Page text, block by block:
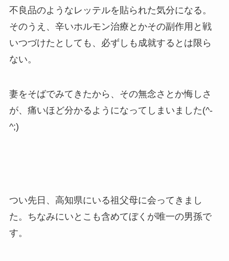
不良品のようなレッテルを貼られた気分になる。
そのうえ、辛いホルモン治療とかその副作用と戦
いつづけたとしても、必ずしも成就するとは限ら
ない。
妻をそばでみてきたから、その無念さとか悔しさ
が、痛いほど分かるようになってしまいました(^-
^;)
つい先日、高知県にいる祖父母に会ってきまし
た。ちなみにいとこも含めてぼくが唯一の男孫で
す。